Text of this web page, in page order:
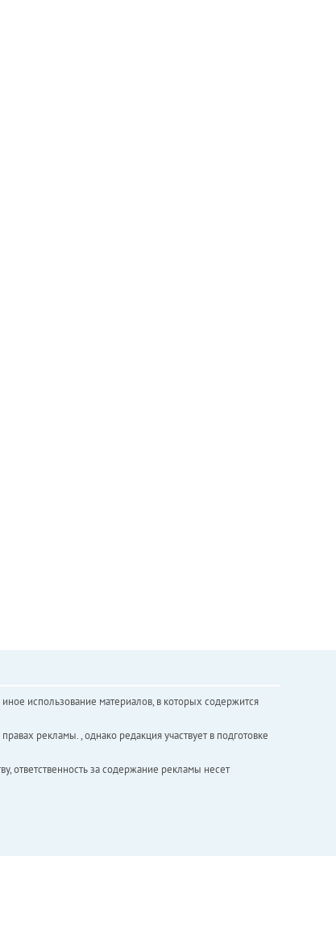
использование материалов, в которых содержится
рекламы. , однако редакция участвует в подготовке
ответственность за содержание рекламы несет